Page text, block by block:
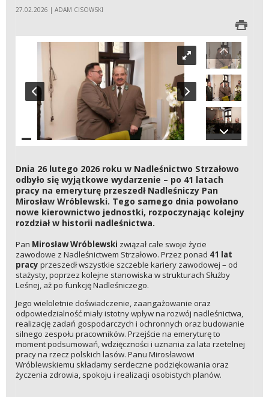
27.02.2026 | ADAM CISOWSKI
Dnia 26 lutego 2026 roku w Nadleśnictwo Strzałowo
odbyło się wyjątkowe wydarzenie – po 41 latach
pracy na emeryturę przeszedł Nadleśniczy Pan
Mirosław Wróblewski. Tego samego dnia powołano
nowe kierownictwo jednostki, rozpoczynając kolejny
rozdział w historii nadleśnictwa.
Pan Mirosław Wróblewski związał całe swoje życie
zawodowe z Nadleśnictwem Strzałowo. Przez ponad 41 lat
pracy przeszedł wszystkie szczeble kariery zawodowej – od
stażysty, poprzez kolejne stanowiska w strukturach Służby
Leśnej, aż po funkcję Nadleśniczego.
Jego wieloletnie doświadczenie, zaangażowanie oraz
odpowiedzialność miały istotny wpływ na rozwój nadleśnictwa,
realizację zadań gospodarczych i ochronnych oraz budowanie
silnego zespołu pracowników. Przejście na emeryturę to
moment podsumowań, wdzięczności i uznania za lata rzetelnej
pracy na rzecz polskich lasów. Panu Mirosławowi
Wróblewskiemu składamy serdeczne podziękowania oraz
życzenia zdrowia, spokoju i realizacji osobistych planów.